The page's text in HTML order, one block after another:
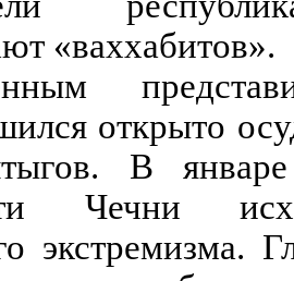
«ваххабитов».
открыто
В
Чечни
экстремизма.